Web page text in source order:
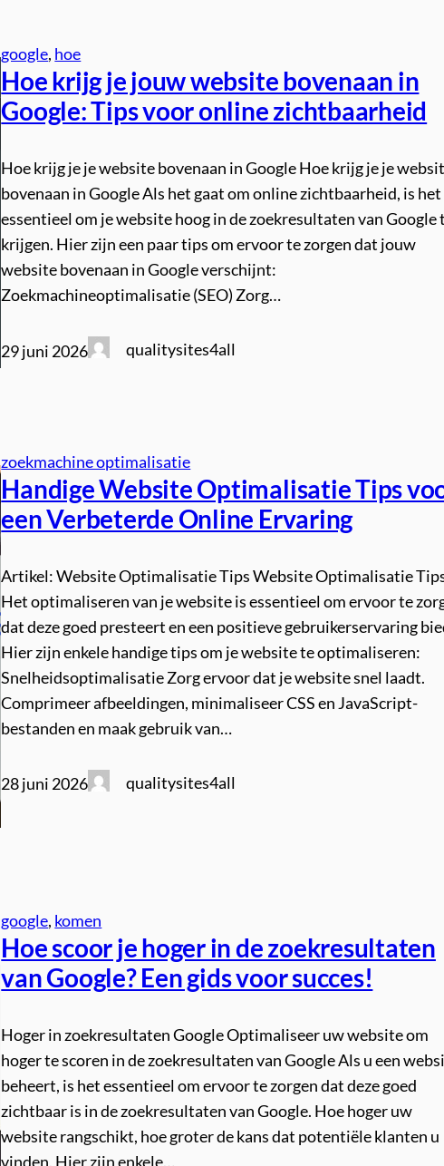
google, hoe
Hoe krijg je jouw website bovenaan in
Google: Tips voor online zichtbaarheid
Hoe krijg je je website bovenaan in Google Hoe krijg je je
bovenaan in Google Als het gaat om online zichtbaarheid, is het
essentieel om je website hoog in de zoekresultaten van Google
krijgen. Hier zijn een paar tips om ervoor te zorgen dat jouw
website bovenaan in Google verschijnt:
Zoekmachineoptimalisatie (SEO) Zorg…
29 juni 2026 qualitysites4all
zoekmachine optimalisatie
Handige Website Optimalisatie Tips
een Verbeterde Online Ervaring
Artikel: Website Optimalisatie Tips Website Optimalisatie
Het optimaliseren van je website is essentieel om ervoor te
dat deze goed presteert en een positieve gebruikerservaring
Hier zijn enkele handige tips om je website te optimaliseren:
Snelheidsoptimalisatie Zorg ervoor dat je website snel laadt.
Comprimeer afbeeldingen, minimaliseer CSS en JavaScript-
bestanden en maak gebruik van…
28 juni 2026 qualitysites4all
google, komen
Hoe scoor je hoger in de zoekresultaten
van Google? Een gids voor succes!
Hoger in zoekresultaten Google Optimaliseer uw website om
hoger te scoren in de zoekresultaten van Google Als u een
beheert, is het essentieel om ervoor te zorgen dat deze goed
zichtbaar is in de zoekresultaten van Google. Hoe hoger uw
website rangschikt, hoe groter de kans dat potentiële klanten u
vinden. Hier zijn enkele…